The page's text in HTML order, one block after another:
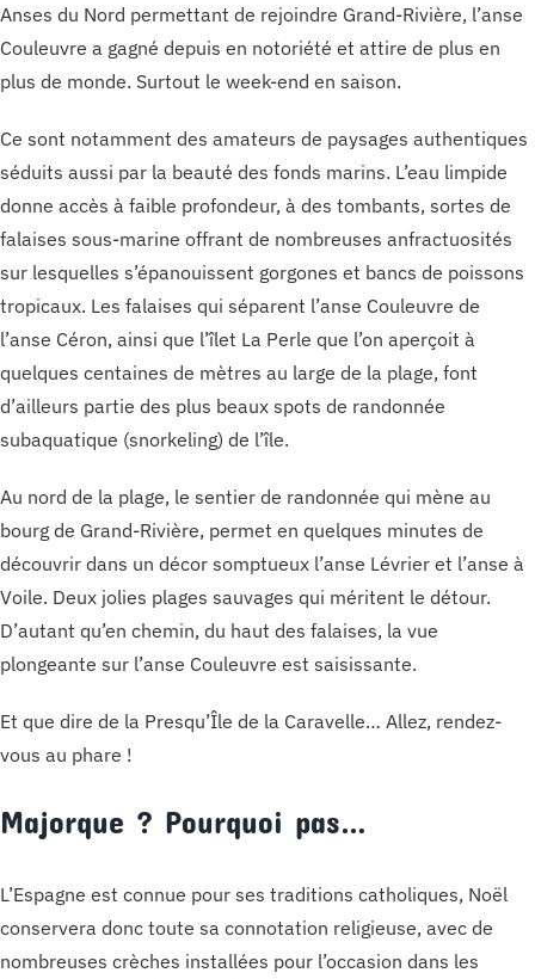
Anses du Nord permettant de rejoindre Grand-Rivière, l’anse
Couleuvre a gagné depuis en notoriété et attire de plus en
plus de monde. Surtout le week-end en saison.
Ce sont notamment des amateurs de paysages authentiques
séduits aussi par la beauté des fonds marins. L’eau limpide
donne accès à faible profondeur, à des tombants, sortes de
falaises sous-marine offrant de nombreuses anfractuosités
sur lesquelles s’épanouissent gorgones et bancs de poissons
tropicaux. Les falaises qui séparent l’anse Couleuvre de
l’anse Céron, ainsi que l’îlet La Perle que l’on aperçoit à
quelques centaines de mètres au large de la plage, font
d’ailleurs partie des plus beaux spots de randonnée
subaquatique (snorkeling) de l’île.
Au nord de la plage, le sentier de randonnée qui mène au
bourg de Grand-Rivière, permet en quelques minutes de
découvrir dans un décor somptueux l’anse Lévrier et l’anse à
Voile. Deux jolies plages sauvages qui méritent le détour.
D’autant qu’en chemin, du haut des falaises, la vue
plongeante sur l’anse Couleuvre est saisissante.
Et que dire de la Presqu’Île de la Caravelle… Allez, rendez-
vous au phare !
Majorque ? Pourquoi pas…
L’Espagne est connue pour ses traditions catholiques, Noël
conservera donc toute sa connotation religieuse, avec de
nombreuses crèches installées pour l’occasion dans les